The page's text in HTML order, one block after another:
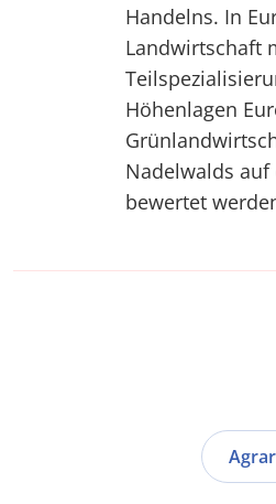
Handelns. In
Landwirtschaft
Höhenlagen
Nadelwalds
bewertet